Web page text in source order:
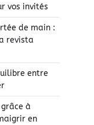
vos invités
de main :
revista
entre
à
en